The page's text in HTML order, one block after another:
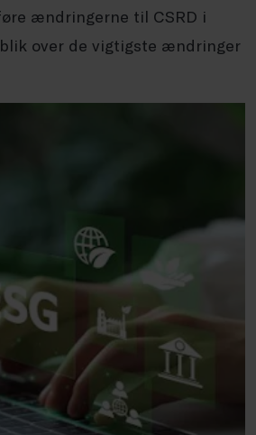
ændringerne til CSRD i
over de vigtigste ændringer